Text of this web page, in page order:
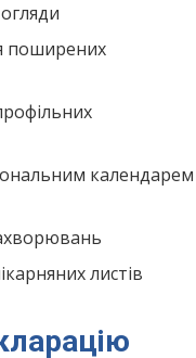
поширених
календарем
листів